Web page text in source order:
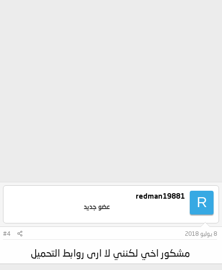
R
redman19881
عضو جديد
8 يوليو 2018 #4
مشكور اخي لكنني لا ارى روابط التحميل